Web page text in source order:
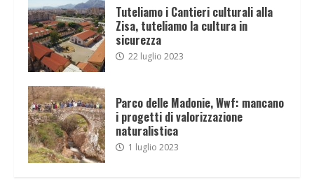
Tuteliamo i Cantieri culturali alla
Zisa, tuteliamo la cultura in
sicurezza
22 luglio 2023
Parco delle Madonie, Wwf: mancano
i progetti di valorizzazione
naturalistica
1 luglio 2023